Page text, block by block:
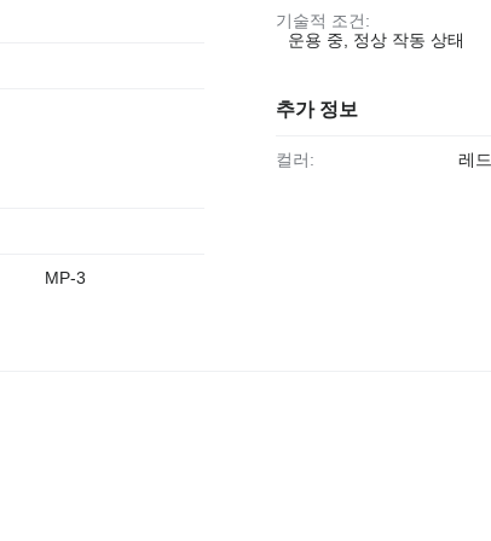
MP-3
기술적 조건:
운용 중, 정상 작동 상태
추가 정보
컬러: 레